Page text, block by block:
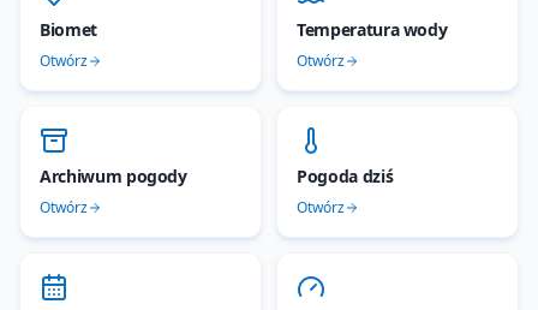
Biomet
Otwórz
Temperatura wody
Otwórz
Archiwum pogody
Otwórz
Pogoda dziś
Otwórz